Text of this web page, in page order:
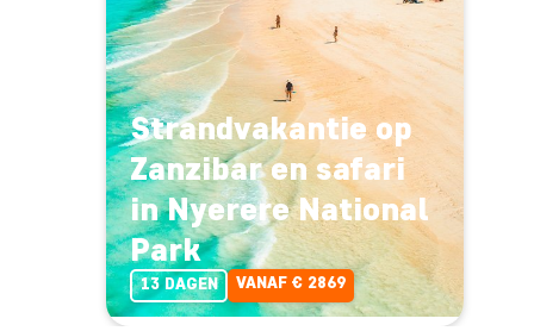
Strandvakantie op
Zanzibar en safari
in Nyerere National
Park
13 DAGEN VANAF € 2869